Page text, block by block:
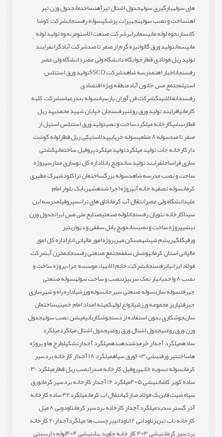
های سولهبارگیری سولهجدول اشتال تیرآهنساختمانجدول وزن تیر
اهنساخت و نصب سولهتجهیزات پزشکیسوله رفسنجانشرکت کوشا
کانسارنحوه لوله مانیسمانرابرشرکت صنعت الاستومرنحوه تولید لوله
مانیسمانتولید ورق گالوانیزه گرم از صفر تا صدشرکت آبادگرانفرایند
تولید ریل فولادی قطارخوابگاه دانشگاه ولی عصردانشگاه ولی عصر
رفسنجاناخبار اهنمدرسه شاهدشرکت SSCO
تولید ورق استنلس
استیلمجتمع مس خاتون آبادمنطقه ویژه اقتصادی
رفسنجانفلاشینگشرکت فن آوران پارسیانسوله بندرعباسشرکت کلبه
کارمانیافرایند تولید ورق روغنیرفسنجان خیابان شهید محمدیپد ریل
قطارنبشیکارخانه میلگردساخت و نصبتولید ورق استنلس استیل از
صفر تا صدسوله 8 ضلعی سوله خرپاییپدلاستیکی ریل قطارلوله گوشت
دارکارخانه جات تولید میلگردتولید میلگردپروفیل ساختمانیکشتی
سازی فراساحلفرایند تولید ساندویچ پانلاداره کل نوسازی مدارسپروژه
ساخت و نصب مدرسه شاهدسوله بزرگساختمان تراکلودشهرک مطهری
کرمانسوله تصفیه خانه آبپروژه اجرا شدهشهربابک بلوار امام
علیدانشگاه ولی عصرانتقال آب کرماناتاق های ترانسپروفیلمدرسه ابن
سیناکارخانه نئوپان رفسنجانلوله صنعتیصنایع ملی مس ایرانجدول وزن
نبشیپروژه ساخت و نصبساندویچ پانل سقفی و دیواریتیر
ورقیگلگهرپشم شیشهمسکن مهرپروژه امور مالیاتی اناراداره کل امور
مالیاتی استان کرمانپوشش سقفمجتمع صنعتی رفسنجانمخزن آبشرکت
فولاد ایرانیانرفسنجانشرکت خاتم الانبیاء موسسه حراءپروژه ساخت و
نصب 8 واحدی
انبار نمک سربیژننصب و ساخت سولهسوله صنعتی
جیرفتسوله سازیسوله صنعتی سیرجانسوله ورزشیاداره راه و شهرسازی
جیرفتپاریز مجموعه ورزشیانواع لولهکمیته امداد امام خمینیساختمان
سازیجوشکاری بدون استفاده از دستجوشکاریانیمیشن نصب سولهجدول
وزن ورق روغنیجدول اشتال ورق روغنیجدول اشتال میلگردمیلگرد
سادهمیلگرد آجدار خرمدشتدهندهمیلگرد آجدارتشکیلطرح ها و پروژه
هاساختتیر ورقنبشی 3×6 ورق سیاه
میلگرد 18 آجدار کارخانه بردسیر
کرمانسوله تسویه خانهپروفیل کارخانه صدرانصب ریل قطار
میلگرد 30
ساده کویر کاشاننبشی 5×4 میلگرد 16 آجدار کارخانه بردسیر کرمان
ورق
سیاه شیت فابریک فولاد مبارکهانتقال اب کرمان
میلگرد32 ساده کارخانه
آذر گستر سدیدمیلگرد آجدار کارخانه بردسیر کرمان
ناودونی 8 میل
کارخانه ناب تبریزناودانی 12 ناودانیبرچسب ها:
میلگردآجدار20 کارخانه
بردسیر کرماننبشی 3×4 کار خانه جاوید بناب نبشی 4×4
لوله داربستی